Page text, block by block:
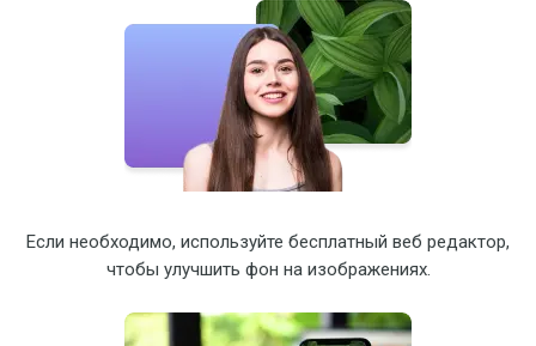
Если необходимо, используйте бесплатный веб редактор,
чтобы улучшить фон на изображениях.